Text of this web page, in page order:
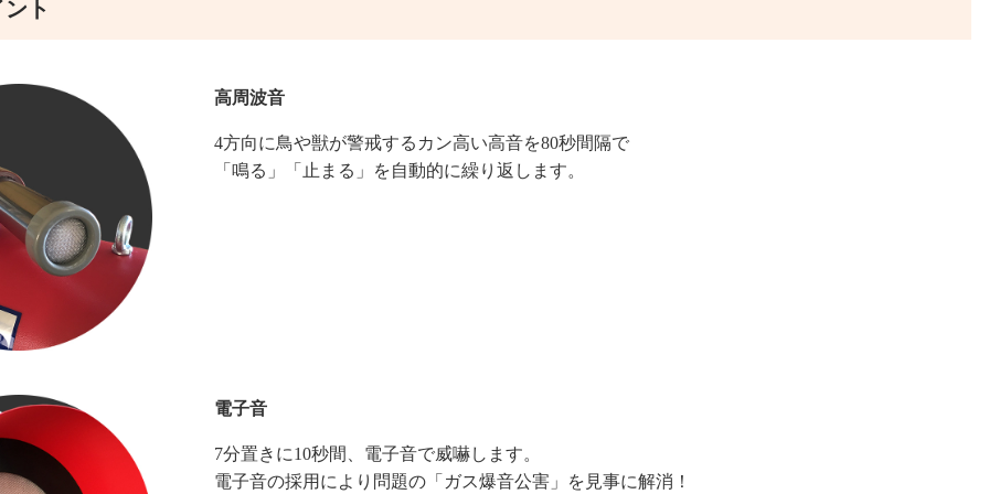
ト
高周波音
4方向に鳥や獣が警戒するカン高い高音を80秒間隔で
「鳴る」「止まる」を自動的に繰り返します。
電子音
7分置きに10秒間、電子音で威嚇します。
電子音の採用により問題の「ガス爆音公害」を見事に解消！